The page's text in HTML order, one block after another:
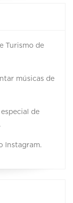
Turismo de
músicas de
de
Instagram.